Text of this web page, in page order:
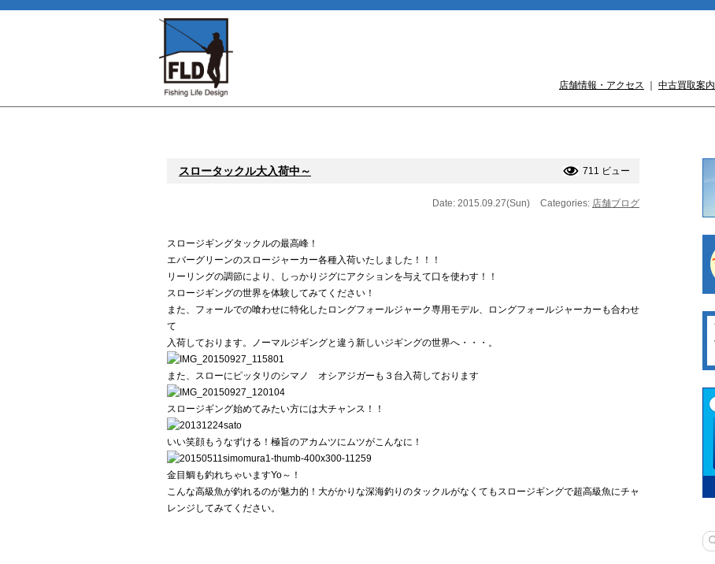
店舗情報・アクセス 中古買取案内
スロータックル大入荷中～ 711 ビュー
Date: 2015.09.27(Sun) Categories: 店舗ブログ
スロージギングタックルの最高峰！
エバーグリーンのスロージャーカー各種入荷いたしました！！！
リーリングの調節により、しっかりジグにアクションを与えて口を使わす！！
スロージギングの世界を体験してみてください！
また、フォールでの喰わせに特化したロングフォールジャーク専用モデル、ロングフォールジャーカーも合わせ
て
入荷しております。ノーマルジギングと違う新しいジギングの世界へ・・・。
また、スローにピッタリのシマノ オシアジガーも３台入荷しております
スロージギング始めてみたい方には大チャンス！！
いい笑顔もうなずける！極旨のアカムツにムツがこんなに！
金目鯛も釣れちゃいますYo～！
こんな高級魚が釣れるのが魅力的！大がかりな深海釣りのタックルがなくてもスロージギングで超高級魚にチャ
レンジしてみてください。